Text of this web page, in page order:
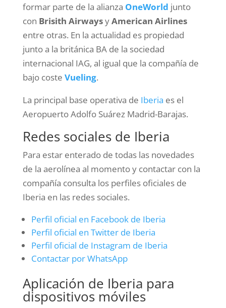
formar parte de la alianza OneWorld junto
con Brisith AirwaysyAmerican Airlines
entre otras. En la actualidad es propiedad
junto a la británica BA de la sociedad
internacional IAG, al igual que la compañía de
bajo coste Vueling.
La principal base operativa de Iberia es el
Aeropuerto Adolfo Suárez Madrid-Barajas.
Redes sociales de Iberia
Para estar enterado de todas las novedades
de la aerolínea al momento y contactar con la
compañía consulta los perfiles oficiales de
Iberia en las redes sociales.
Perfil oficial en Facebook de Iberia
Perfil oficial en Twitter de Iberia
Perfil oficial de Instagram de Iberia
Contactar por WhatsApp
Aplicación de Iberia para
dispositivos móviles